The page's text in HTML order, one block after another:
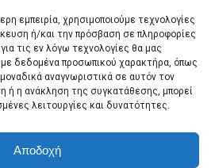
εμπειρία, χρησιμοποιούμε τεχνολογίες
ή/και την πρόσβαση σε πληροφορίες
τις εν λόγω τεχνολογίες θα μας
δεδομένα προσωπικού χαρακτήρα, όπως
αναγνωριστικά σε αυτόν τον
ή η ανάκληση της συγκατάθεσης, μπορεί
λειτουργίες και δυνατότητες.
Αποδοχή
10:00 – 17:00